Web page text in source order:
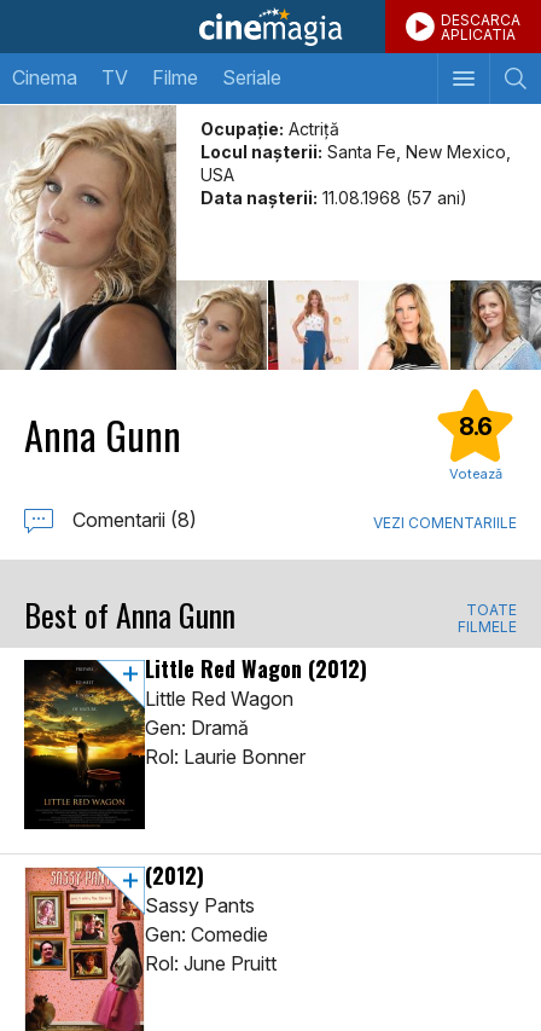
DESCARCA
APLICATIA
Cinema TV Filme Seriale
Ocupație: Actriţă
Locul naşterii: Santa Fe, New Mexico,
USA
Data naşterii: 11.08.1968 (57 ani)
Anna Gunn 8.6
Votează
Comentarii (8) VEZI COMENTARIILE
Best of Anna Gunn
TOATE
FILMELE
Little Red Wagon (2012)
Little Red Wagon
Gen: Dramă
Rol: Laurie Bonner
(2012)
Sassy Pants
Gen: Comedie
Rol: June Pruitt